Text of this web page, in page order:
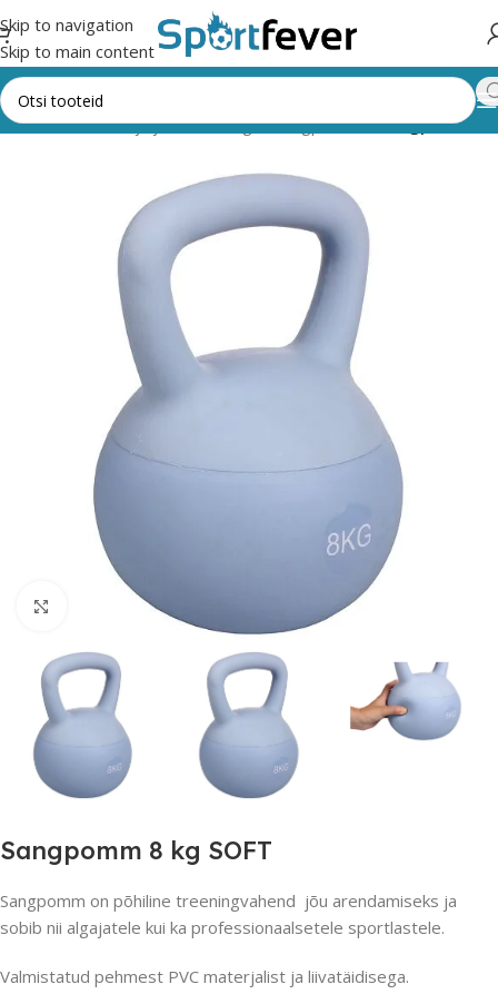
Skip to navigation
Skip to main content
ja jõusaal Kangid, sangpommid Sangpommid
Suurendamiseks klõpsake
Sangpomm 8 kg SOFT
Sangpomm on põhiline treeningvahend jõu arendamiseks ja
sobib nii algajatele kui ka professionaalsetele sportlastele.
Valmistatud pehmest PVC materjalist ja liivatäidisega.